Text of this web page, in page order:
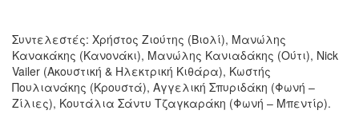
Συντελεστές: Χρήστος Ζιούτης (Βιολί), Μανώλης
Κανακάκης (Κανονάκι), Μανώλης Κανιαδάκης (Ούτι), Nick
Vailer (Ακουστική & Ηλεκτρική Κιθάρα), Κωστής
Πουλιανάκης (Κρουστά), Αγγελική Σπυριδάκη (Φωνή –
Ζίλιες), Κουτάλια Σάντυ Τζαγκαράκη (Φωνή – Μπεντίρ).